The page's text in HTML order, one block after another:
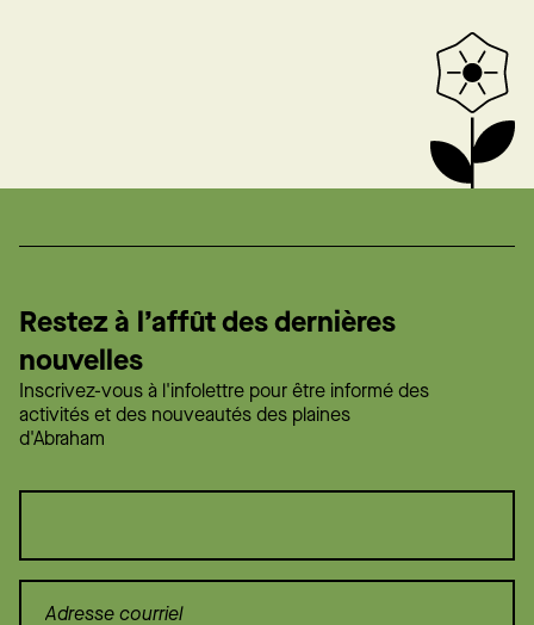
Restez à l’affût des dernières
nouvelles
Inscrivez-vous à l'infolettre pour être informé des
activités et des nouveautés des plaines
d'Abraham